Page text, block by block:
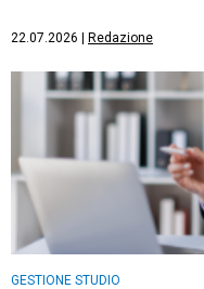
22.07.2026 Redazione
GESTIONE STUDIO